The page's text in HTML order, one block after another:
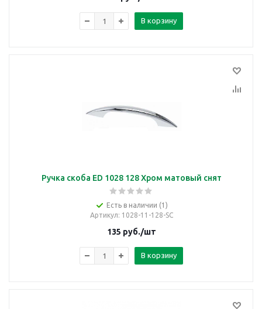
В корзину
Ручка скоба ED 1028 128 Хром матовый снят
Есть в наличии (1)
Артикул: 1028-11-128-SC
135 руб./шт
В корзину